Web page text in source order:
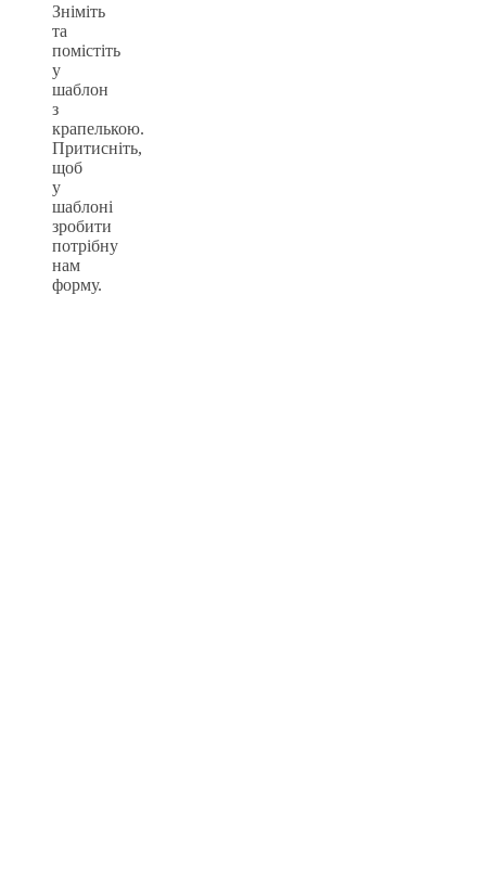
Зніміть
та
помістіть
у
шаблон
з
крапелькою.
Притисніть,
щоб
у
шаблоні
зробити
потрібну
нам
форму.